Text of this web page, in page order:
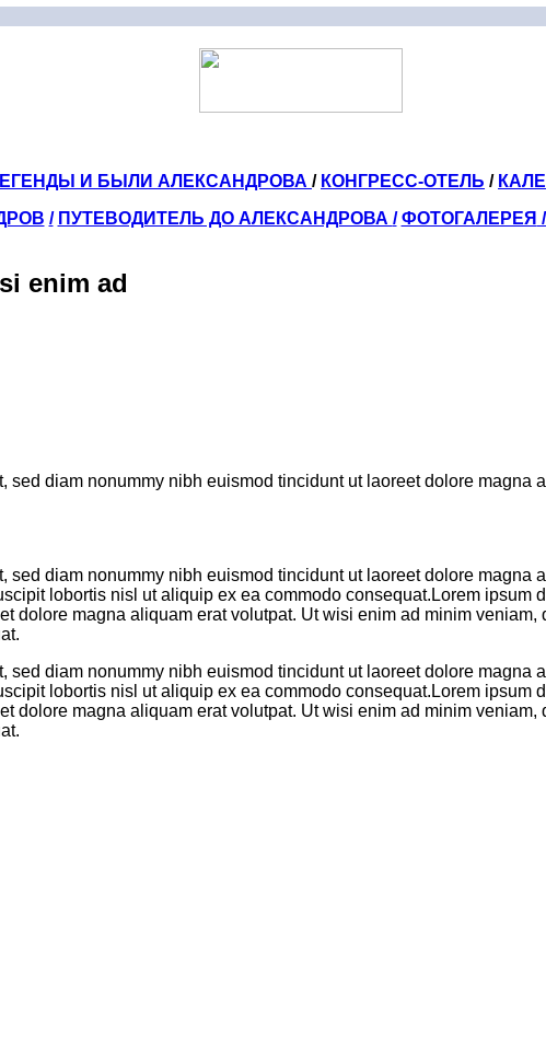
И БЫЛИ АЛЕКСАНДРОВА / КОНГРЕСС-ОТЕЛЬ /
/ ПУТЕВОДИТЕЛЬ ДО АЛЕКСАНДРОВА / ФОТОГАЛЕРЕЯ
enim ad
sed diam nonummy nibh euismod tincidunt ut laoreet dolore magna
sed diam nonummy nibh euismod tincidunt ut laoreet dolore magna
lobortis nisl ut aliquip ex ea commodo consequat.Lorem ipsum
dolore magna aliquam erat volutpat. Ut wisi enim ad minim
sed diam nonummy nibh euismod tincidunt ut laoreet dolore magna
lobortis nisl ut aliquip ex ea commodo consequat.Lorem ipsum
dolore magna aliquam erat volutpat. Ut wisi enim ad minim